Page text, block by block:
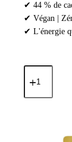
✔ 44 % de
✔ Végan |
✔ L'énergie
quantité
de
Cérémonial